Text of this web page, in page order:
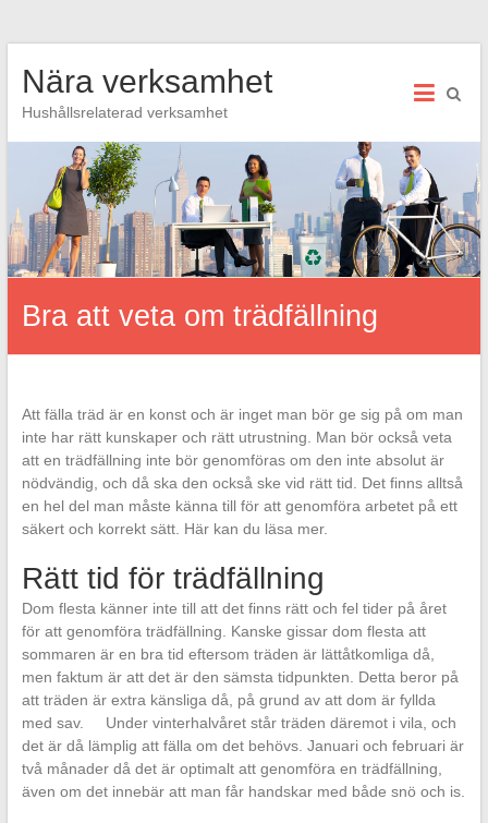
Nära verksamhet
Hushållsrelaterad verksamhet
Bra att veta om trädfällning
Att fälla träd är en konst och är inget man bör ge sig på om man
inte har rätt kunskaper och rätt utrustning. Man bör också veta
att en trädfällning inte bör genomföras om den inte absolut är
nödvändig, och då ska den också ske vid rätt tid. Det finns alltså
en hel del man måste känna till för att genomföra arbetet på ett
säkert och korrekt sätt. Här kan du läsa mer.
Rätt tid för trädfällning
Dom flesta känner inte till att det finns rätt och fel tider på året
för att genomföra trädfällning. Kanske gissar dom flesta att
sommaren är en bra tid eftersom träden är lättåtkomliga då,
men faktum är att det är den sämsta tidpunkten. Detta beror på
att träden är extra känsliga då, på grund av att dom är fyllda
med sav. Under vinterhalvåret står träden däremot i vila, och
det är då lämplig att fälla om det behövs. Januari och februari är
två månader då det är optimalt att genomföra en trädfällning,
även om det innebär att man får handskar med både snö och is.